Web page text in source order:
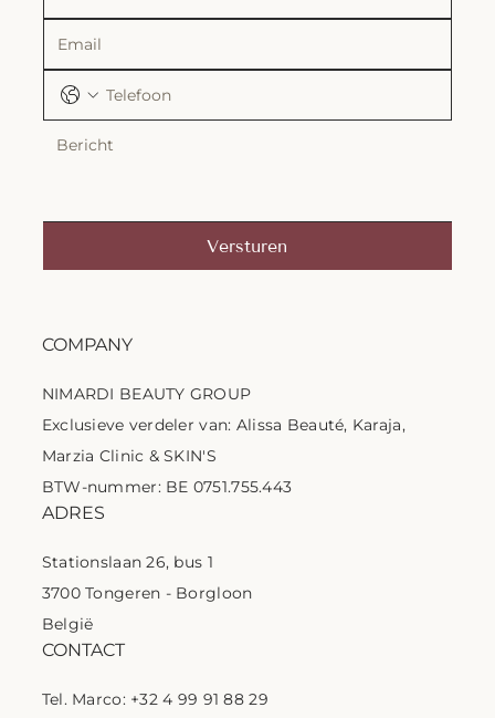
Versturen
COMPANY
NIMARDI BEAUTY GROUP
Exclusieve verdeler van: Alissa Beauté, Karaja,
Marzia Clinic & SKIN'S
BTW-nummer: BE 0751.755.443
ADRES
Stationslaan 26, bus 1
3700 Tongeren - Borgloon
België
CONTACT
Tel. Marco: +32 4 99 91 88 29